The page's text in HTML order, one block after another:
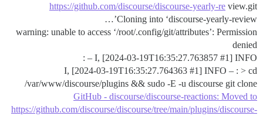
https://github.com/discourse/discourse-yearly-re view.git
Cloning into ‘discourse-yearly-review’…
warning: unable to access ‘/root/.config/git/attributes’: Permission
denied
I, [2024-03-19T16:35:27.763857 #1] INFO – :
I, [2024-03-19T16:35:27.764363 #1] INFO – : > cd
/var/www/discourse/plugins && sudo -E -u discourse git clone
GitHub - discourse/discourse-reactions: Moved to
https://github.com/discourse/discourse/tree/main/plugins/discourse-